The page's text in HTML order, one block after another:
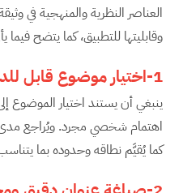
العناصر النظرية والمنهجية في
وقابليتها للتطبيق، كما يتضح فيما
1-اختيار موضوع قابل للدراسة
ينبغي أن يستند اختيار الموضوع
اهتمام شخصي مجرد. ويُراجع مدى
كما يُقيَّم نطاقه وحدوده بما